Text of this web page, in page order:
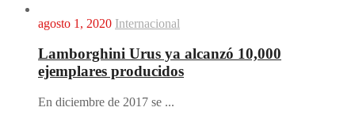
agosto 1, 2020 Internacional
Lamborghini Urus ya alcanzó 10,000
ejemplares producidos
En diciembre de 2017 se ...